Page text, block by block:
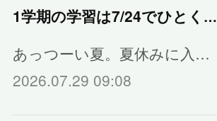
1学期の学習は7/24でひとくぎり
あっつーい夏。夏休みに入…
2026.07.29 09:08